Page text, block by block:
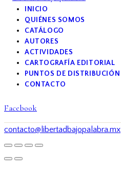
INICIO
QUIÉNES SOMOS
CATÁLOGO
AUTORES
ACTIVIDADES
CARTOGRAFÍA EDITORIAL
PUNTOS DE DISTRIBUCIÓN
CONTACTO
Facebook
contacto@libertadbajopalabra.mx